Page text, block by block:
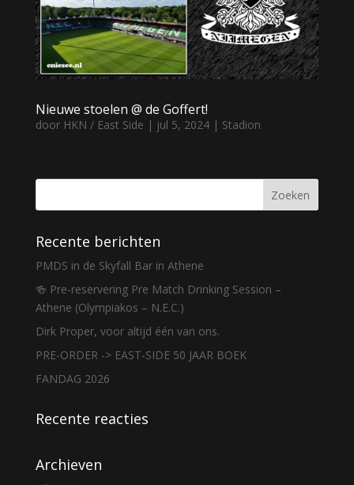
Nieuwe stoelen @ de Goffert!
door HKN / East Side | jul 5, 2024| Stadion
Recente berichten
PMDS in de Skyfall Bar in Athene
🍻 Pre-reservering Pre Match Drinking Session –
Athene (Olympiakos – N.E.C.)
Dirk Proper, voor altijd één van ons.
PRE-ORDER -> EAST-SIDE 50 JAAR BOEK
FANDAG 2026
Recente reacties
Archieven